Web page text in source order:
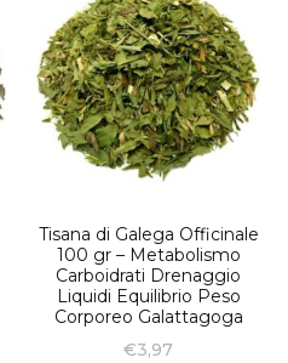
Tisana di Galega Officinale
100 gr – Metabolismo
Carboidrati Drenaggio
Liquidi Equilibrio Peso
Corporeo Galattagoga
€3,97